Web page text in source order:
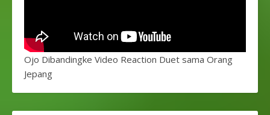
Ojo Dibandingke Video Reaction Duet sama Orang
Jepang